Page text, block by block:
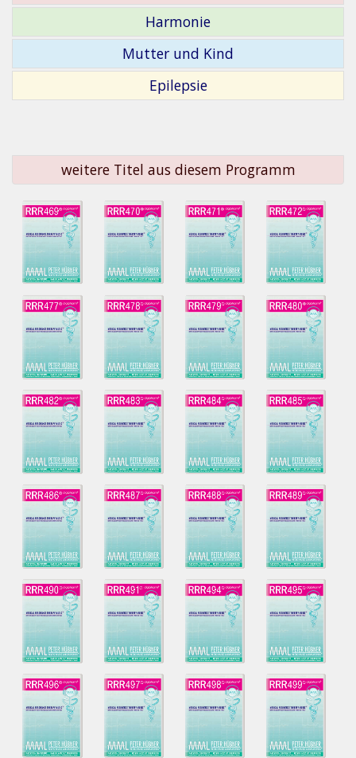
Harmonie
Mutter und Kind
Epilepsie
weitere Titel aus diesem Programm